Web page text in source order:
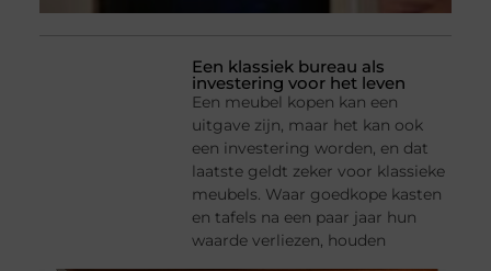
Een klassiek bureau als
investering voor het leven
Een meubel kopen kan een
uitgave zijn, maar het kan ook
een investering worden, en dat
laatste geldt zeker voor klassieke
meubels. Waar goedkope kasten
en tafels na een paar jaar hun
waarde verliezen, houden